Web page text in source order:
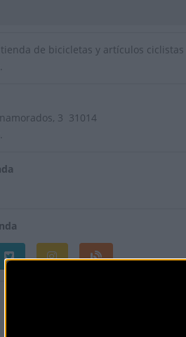
de bicicletas y artículos
.
3 31014
¿Eres el propietario de esta